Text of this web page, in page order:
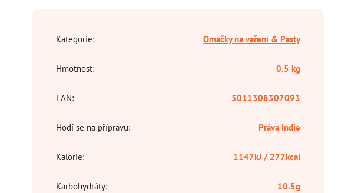
Kategorie: Omáčky na vaření & Pasty
Hmotnost: 0.5 kg
EAN: 5011308307093
Hodí se na přípravu: Práva Indie
Kalorie: 1147kJ / 277kcal
Karbohydráty: 10.5g